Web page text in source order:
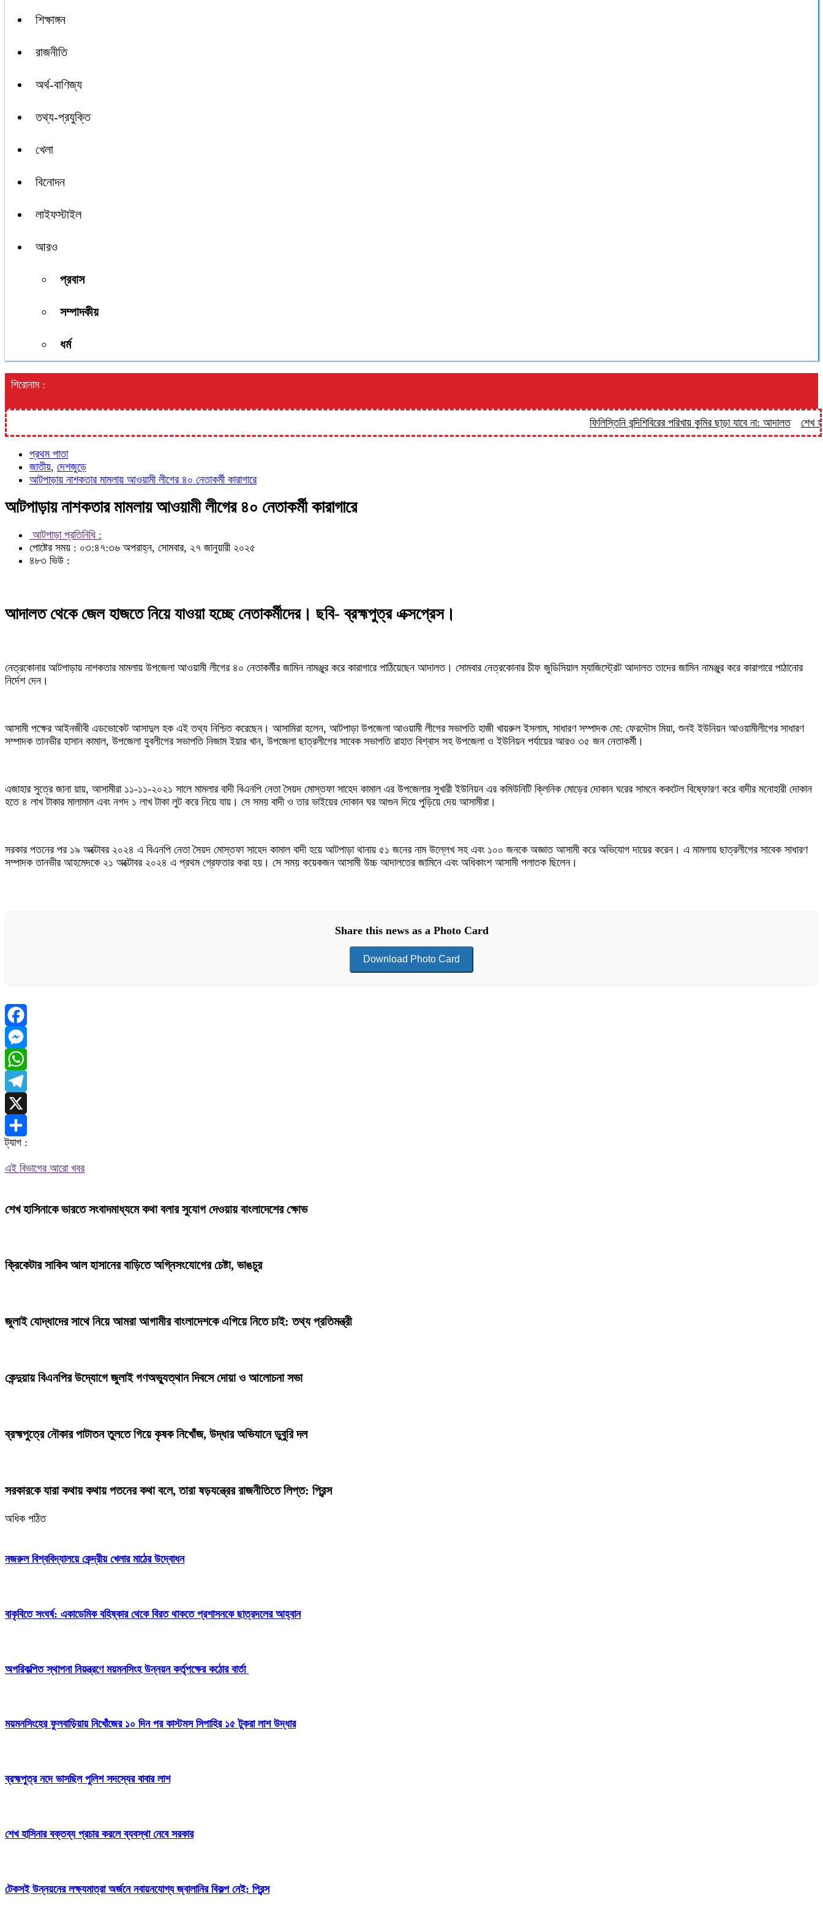
শিক্ষাঙ্গন
রাজনীতি
অর্থ-বাণিজ্য
তথ্য-প্রযুক্তি
খেলা
বিনোদন
লাইফস্টাইল
আরও
প্রবাস
সম্পাদকীয়
ধর্ম
শিরোনাম :
ফিলিস্তিনি বন্দিশিবিরের পরিখায় কুমির ছাড়া যাবে না: আদালত শেখ
প্রথম পাতা
জাতীয়, দেশজুড়ে
আটপাড়ায় নাশকতার মামলায় আওয়ামী লীগের ৪০ নেতাকর্মী কারাগারে
আটপাড়ায় নাশকতার মামলায় আওয়ামী লীগের ৪০ নেতাকর্মী কারাগারে
আটপাড়া প্রতিনিধি :
পোষ্টের সময় : ০৩:৪৭:৩৬ অপরাহ্ন, সোমবার, ২৭ জানুয়ারী ২০২৫
৪৮৩ ভিউ :
আদালত থেকে জেল হাজতে নিয়ে যাওয়া হচ্ছে নেতাকর্মীদের। ছবি- ব্রহ্মপুত্র এক্সপ্রেস।
নেত্রকোনার আটপাড়ায় নাশকতার মামলায় উপজেলা আওয়ামী লীগের ৪০ নেতাকর্মীর জামিন নামঞ্জুর করে কারাগারে পাঠিয়েছেন আদালত। সোমবার নেত্রকোনার চীফ জুডিসিয়াল ম্যাজিস্ট্রেট আদালত তাদের জামিন নামঞ্জুর করে কারাগারে পাঠানোর
নির্দেশ দেন।
আসামী পক্ষের আইনজীবী এডভোকেট আসাদুল হক এই তথ্য নিশ্চিত করেছেন। আসামিরা হলেন, আটপাড়া উপজেলা আওয়ামী লীগের সভাপতি হাজী খায়রুল ইসলাম, সাধারণ সম্পাদক মো: ফেরদৌস মিয়া, শুনই ইউনিয়ন আওয়ামীলীগের সাধারণ
সম্পাদক তানভীর হাসান কামাল, উপজেলা যুবলীগের সভাপতি নিজাম ইয়ার খান, উপজেলা ছাত্রলীগের সাবেক সভাপতি রাহাত বিশ্বাস সহ উপজেলা ও ইউনিয়ন পর্যায়ের আরও ৩৫ জন নেতাকর্মী।
এজাহার সুত্রে জানা য়ায়, আসামীরা ১১-১১-২০২১ সালে মামলার বাদী বিএনপি নেতা সৈয়দ মোস্তফা সাহেদ কামাল এর উপজেলার সুখারী ইউনিয়ন এর কমিউনিটি ক্লিনিক মোড়ের দোকান ঘরের সামনে ককটেল বিষ্ফোরণ করে বাদীর মনোহারী দোকান
হতে ৪ লাখ টাকার মালামাল এবং নগদ ১ লাখ টাকা লুট করে নিয়ে যায়। সে সময় বাদী ও তার ভাইয়ের দোকান ঘর আগুন দিয়ে পুড়িয়ে দেয় আসামীরা।
সরকার পতনের পর ১৯ অক্টোবর ২০২৪ এ বিএনপি নেতা সৈয়দ মোস্তফা সাহেদ কামাল বাদী হয়ে আটপাড়া থানায় ৫১ জনের নাম উল্লেখ সহ এবং ১০০ জনকে অজ্ঞাত আসামী করে অভিযোগ দায়ের করেন। এ মামলায় ছাত্রলীগের সাবেক সাধারণ
সম্পাদক তানভীর আহমেদকে ২১ অক্টোবর ২০২৪ এ প্রথম গ্রেফতার করা হয়। সে সময় কয়েকজন আসামী উচ্চ আদালতের জামিনে এবং অধিকাংশ আসামী পলাতক ছিলেন।
Share this news as a Photo Card
Download Photo Card
Facebook
Messenger
WhatsApp
Telegram
X
Share
ট্যাগ :
এই বিভাগের আরো খবর
শেখ হাসিনাকে ভারতে সংবাদমাধ্যমে কথা বলার সুযোগ দেওয়ায় বাংলাদেশের ক্ষোভ
ক্রিকেটার সাকিব আল হাসানের বাড়িতে অগ্নিসংযোগের চেষ্টা, ভাঙচুর
জুলাই যোদ্ধাদের সাথে নিয়ে আমরা আগামীর বাংলাদেশকে এগিয়ে নিতে চাই: তথ্য প্রতিমন্ত্রী
কেন্দুয়ায় বিএনপির উদ্যোগে জুলাই গণঅভ্যুত্থান দিবসে দোয়া ও আলোচনা সভা
ব্রহ্মপুত্রে নৌকার পাটাতন তুলতে গিয়ে কৃষক নিখোঁজ, উদ্ধার অভিযানে ডুবুরি দল
সরকারকে যারা কথায় কথায় পতনের কথা বলে, তারা ষড়যন্ত্রের রাজনীতিতে লিপ্ত: প্রিন্স
অধিক পঠিত
নজরুল বিশ্ববিদ্যালয়ে কেন্দ্রীয় খেলার মাঠের উদ্বোধন
বাকৃবিতে সংঘর্ষ: একাডেমিক বহিষ্কার থেকে বিরত থাকতে প্রশাসনকে ছাত্রদলের আহ্বান
অপরিকল্পিত স্থাপনা নিয়ন্ত্রণে ময়মনসিংহ উন্নয়ন কর্তৃপক্ষের কঠোর বার্তা
ময়মনসিংহের ফুলবাড়িয়ায় নিখোঁজের ১০ দিন পর কাস্টমস সিপাহির ১৫ টুকরা লাশ উদ্ধার
ব্রহ্মপুত্র নদে ভাসছিল পুলিশ সদস্যের বাবার লাশ
শেখ হাসিনার বক্তব্য প্রচার করলে ব্যবস্থা নেবে সরকার
টেকসই উন্নয়নের লক্ষ্যমাত্রা অর্জনে নবায়নযোগ্য জ্বালানির বিকল্প নেই: প্রিন্স